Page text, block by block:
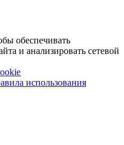
обеспечивать
и анализировать сетевой
использования